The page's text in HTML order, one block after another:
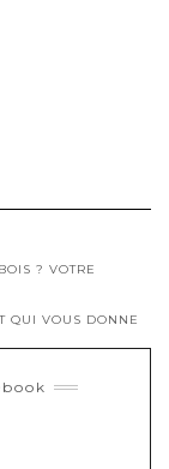
? VOTRE
QUI VOUS DONNE